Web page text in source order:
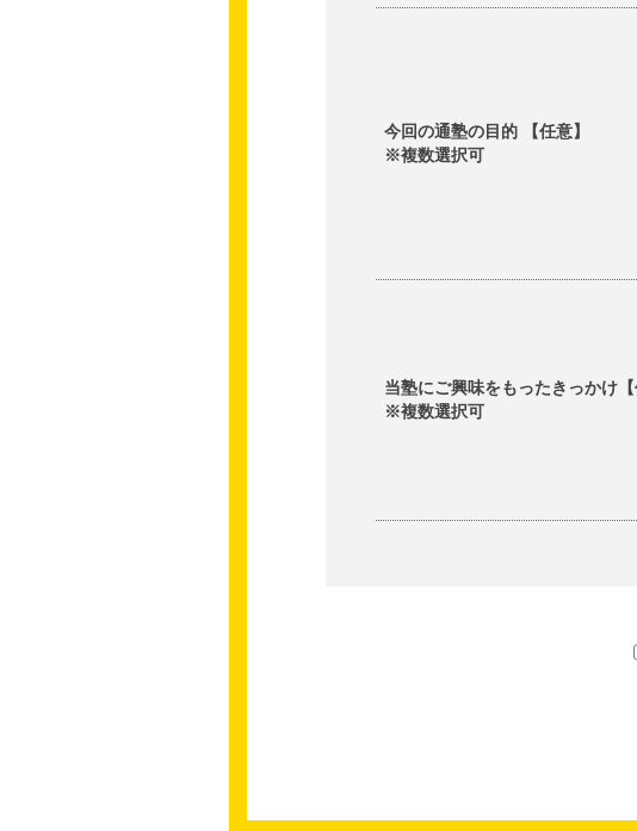
今回の通塾の目的 【任意】
※複数選択可
当塾にご興味をもったきっかけ【
※複数選択可